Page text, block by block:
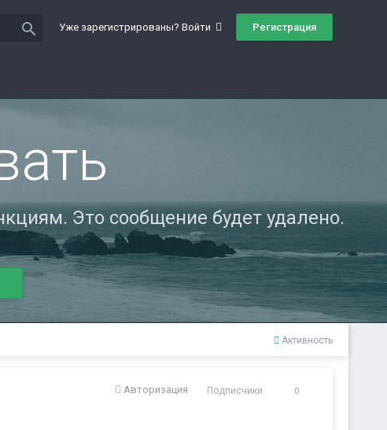
Уже зарегистрированы? Войти Регистрация
search
Это сообщение будет удалено.
Активность
Авторизация Подписчики 0